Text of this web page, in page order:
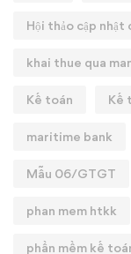
Hội thảo cập
khai thue qua
Kế toán Kế
maritime bank
Mẫu 06/GTGT
phan mem htkk
phần mềm kế